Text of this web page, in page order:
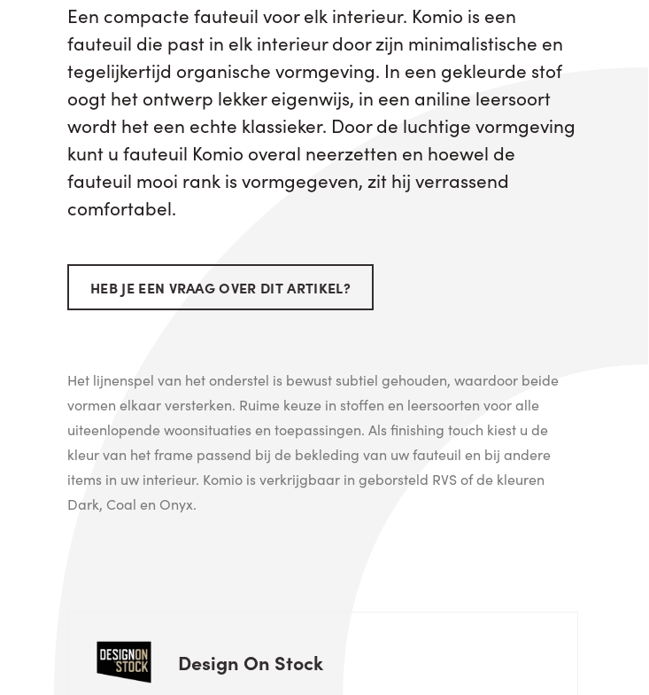
Een compacte fauteuil voor elk interieur. Komio is een
fauteuil die past in elk interieur door zijn minimalistische en
tegelijkertijd organische vormgeving. In een gekleurde stof
oogt het ontwerp lekker eigenwijs, in een aniline leersoort
wordt het een echte klassieker. Door de luchtige vormgeving
kunt u fauteuil Komio overal neerzetten en hoewel de
fauteuil mooi rank is vormgegeven, zit hij verrassend
comfortabel.
HEB JE EEN VRAAG OVER DIT ARTIKEL?
Het lijnenspel van het onderstel is bewust subtiel gehouden, waardoor beide
vormen elkaar versterken. Ruime keuze in stoffen en leersoorten voor alle
uiteenlopende woonsituaties en toepassingen. Als finishing touch kiest u de
kleur van het frame passend bij de bekleding van uw fauteuil en bij andere
items in uw interieur. Komio is verkrijgbaar in geborsteld RVS of de kleuren
Dark, Coal en Onyx.
Design On Stock